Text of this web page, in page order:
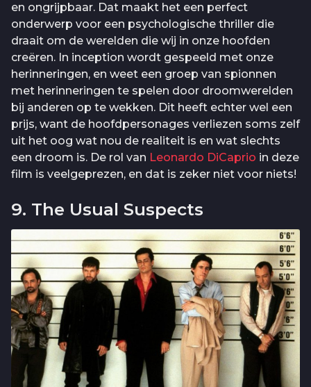
en ongrijpbaar. Dat maakt het een perfect
onderwerp voor een psychologische thriller die
draait om de werelden die wij in onze hoofden
creëren. In inception wordt gespeeld met onze
herinneringen, en weet een groep van spionnen
met herinneringen te spelen door droomwerelden
bij anderen op te wekken. Dit heeft echter wel een
prijs, want de hoofdpersonages verliezen soms zelf
uit het oog wat nou de realiteit is en wat slechts
een droom is. De rol van Leonardo DiCaprio in deze
film is veelgeprezen, en dat is zeker niet voor niets!
9. The Usual Suspects